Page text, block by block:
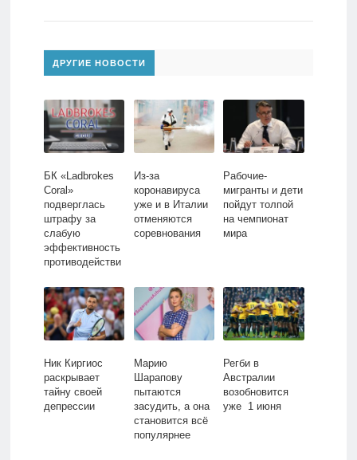
ДРУГИЕ НОВОСТИ
БК «Ladbrokes
Coral»
подверглась
штрафу за
слабую
эффективность
противодействи
Из-за
коронавируса
уже и в Италии
отменяются
соревнования
Рабочие-
мигранты и дети
пойдут толпой
на чемпионат
мира
Ник Киргиос
раскрывает
тайну своей
депрессии
Марию
Шарапову
пытаются
засудить, а она
становится всё
популярнее
Регби в
Австралии
возобновится
уже 1 июня